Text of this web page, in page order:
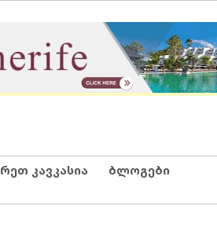
კავკასია ბლოგები